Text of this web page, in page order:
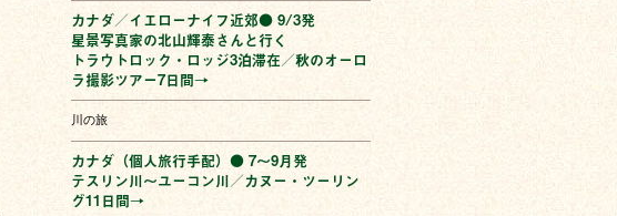
カナダ／イエローナイフ近郊● 9/3発
星景写真家の北山輝泰さんと行く
トラウトロック・ロッジ3泊滞在／秋のオーロ
ラ撮影ツアー7日間→
川の旅
カナダ（個人旅行手配）● 7〜9月発
テスリン川〜ユーコン川／カヌー・ツーリン
グ11日間→